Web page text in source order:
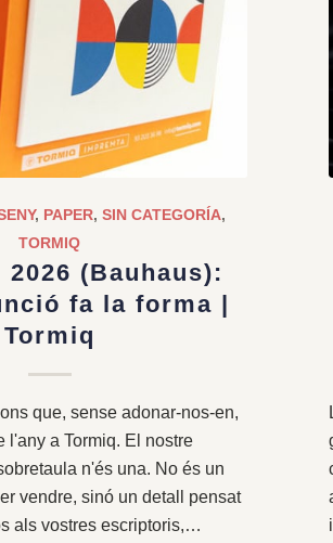
, PAPER, SIN CATEGORÍA,
TORMIQ
(Bauhaus):
fa la forma |
Tormiq
que, sense adonar-nos-en,
l'any a Tormiq. El nostre
n'és una. No és un
vendre, sinó un detall pensat
als vostres escriptoris,…